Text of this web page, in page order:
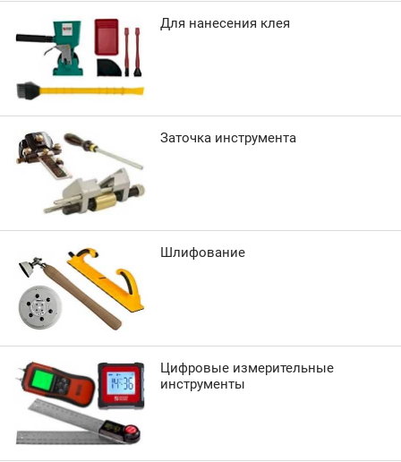
Для нанесения клея
Заточка инструмента
Шлифование
Цифровые измерительные
инструменты